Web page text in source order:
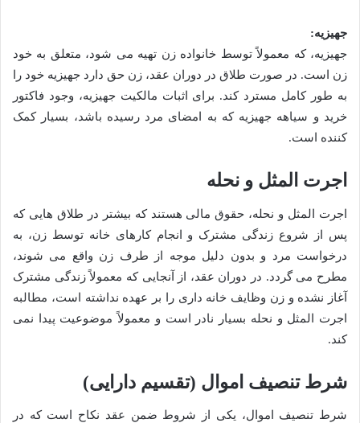
جهیزیه:
جهیزیه، که معمولاً توسط خانواده زن تهیه می شود، متعلق به خود
زن است. در صورت طلاق در دوران عقد، زن حق دارد جهیزیه خود را
به طور کامل مسترد کند. برای اثبات مالکیت جهیزیه، وجود فاکتور
خرید و سیاهه جهیزیه که به امضای مرد رسیده باشد، بسیار کمک
کننده است.
اجرت المثل و نحله
اجرت المثل و نحله، حقوق مالی هستند که بیشتر در طلاق هایی که
پس از شروع زندگی مشترک و انجام کارهای خانه توسط زن، به
درخواست مرد و بدون دلیل موجه از طرف زن واقع می شوند،
مطرح می گردد. در دوران عقد، از آنجایی که معمولاً زندگی مشترک
آغاز نشده و زن وظایف خانه داری را بر عهده نداشته است، مطالبه
اجرت المثل و نحله بسیار نادر است و معمولاً موضوعیت پیدا نمی
کند.
شرط تنصیف اموال (تقسیم دارایی)
شرط تنصیف اموال، یکی از شروط ضمن عقد نکاح است که در